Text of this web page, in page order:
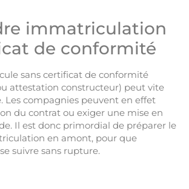
immatriculation
de conformité
sans certificat de conformité
attestation constructeur) peut vite
Les compagnies peuvent en effet
du contrat ou exiger une mise en
Il est donc primordial de préparer le
en amont, pour que
suivre sans rupture.